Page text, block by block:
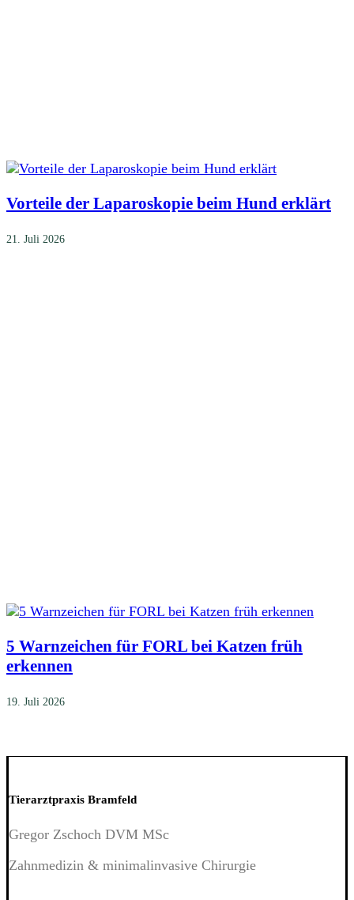
Vorteile der Laparoskopie beim Hund erklärt
21. Juli 2026
5 Warnzeichen für FORL bei Katzen früh
erkennen
19. Juli 2026
Tierarztpraxis Bramfeld
Gregor Zschoch DVM MSc
Zahnmedizin & minimalinvasive Chirurgie